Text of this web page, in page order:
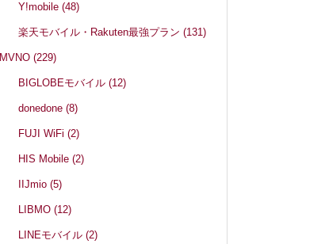
Y!mobile(48)
楽天モバイル・Rakuten最強プラン(131)
MVNO (229)
BIGLOBEモバイル(12)
donedone(8)
FUJI WiFi(2)
HIS Mobile(2)
IIJmio(5)
LIBMO(12)
LINEモバイル(2)